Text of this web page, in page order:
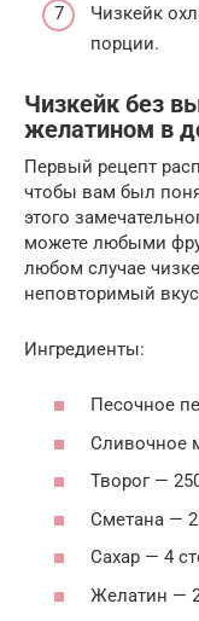
Чизкейк
порции.
Чизкейк без
желатином в
Первый рецепт
чтобы вам был
этого
можете любыми
любом случае
неповторимый
Ингредиенты:
Песочное
Сливочное
Творог —
Сметана —
Сахар — 4
Желатин —